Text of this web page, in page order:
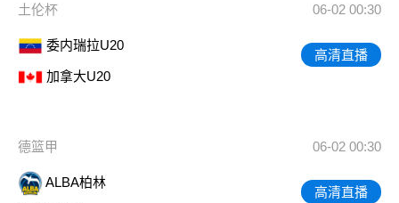
土伦杯 06-02 00:30
委内瑞拉U20
加拿大U20
高清直播
德篮甲 06-02 00:30
ALBA柏林
高清直播